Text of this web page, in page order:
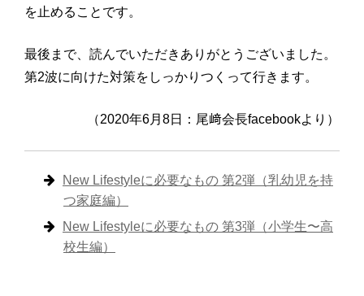
を止めることです。
最後まで、読んでいただきありがとうございました。
第2波に向けた対策をしっかりつくって行きます。
（2020年6月8日：尾﨑会長facebookより）
New Lifestyleに必要なもの 第2弾（乳幼児を持
つ家庭編）
New Lifestyleに必要なもの 第3弾（小学生〜高
校生編）